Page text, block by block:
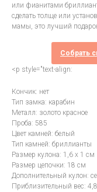
или фианитами
сделать толще или
мамы, это лучший
Собрать
<p style="text-align:
Кончик: нет
Тип замка: карабин
Металл: золото красное
Проба: 585
Цвет камней: белый
Тип камней: бриллианты
Размер кулона: 1,6 х 1 см
Размер цепочки: 18 см
Дополнительный кулон:
Приблизительный вес: